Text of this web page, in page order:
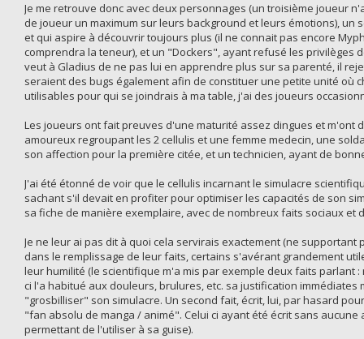
Je me retrouve donc avec deux personnages (un troisième joueur
de joueur un maximum sur leurs background et leurs émotions),
et qui aspire à découvrir toujours plus (il ne connait pas encore
comprendra la teneur), et un "Dockers", ayant refusé les
veut à Gladius de ne pas lui en apprendre plus sur sa parenté, il
seraient des bugs également afin de constituer une petite unité où
utilisables pour qui se joindrais à ma table, j'ai des joueurs
Les joueurs ont fait preuves d'une maturité assez dingues et
amoureux regroupant les 2 cellulis et une femme medecin, une
son affection pour la première citée, et un technicien, ayant de
J'ai été étonné de voir que le cellulis incarnant le simulacre
sachant s'il devait en profiter pour optimiser les capacités de son
sa fiche de manière exemplaire, avec de nombreux faits sociaux
Je ne leur ai pas dit à quoi cela servirais exactement (ne
dans le remplissage de leur faits, certains s'avérant grandement
leur humilité (le scientifique m'a mis par exemple deux faits
ci l'a habitué aux douleurs, brulures, etc. sa justification
"grosbilliser" son simulacre. Un second fait, écrit, lui, par hasard
"fan absolu de manga / animé". Celui ci ayant été écrit sans
permettant de l'utiliser à sa guise).